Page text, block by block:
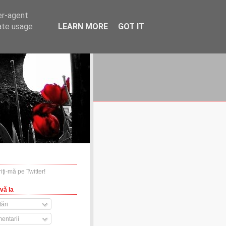
la
agent
usage
LEARN MORE GOT IT